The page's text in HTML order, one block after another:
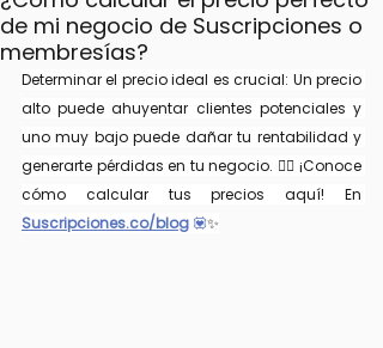
de mi negocio de Suscripciones o
membresías?
Determinar el precio ideal es crucial: Un precio
alto puede ahuyentar clientes potenciales y
uno muy bajo puede dañar tu rentabilidad y
generarte pérdidas en tu negocio. 👉🏻 ¡Conoce
Suscripciones.co/blog 💟✨